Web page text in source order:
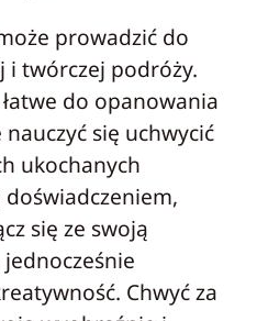
prowadzić do
i twórczej podróży.
do opanowania
się uchwycić
ukochanych
doświadczeniem,
się ze swoją
jednocześnie
Chwyć za